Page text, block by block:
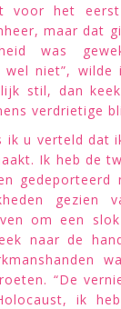
voor het eerst
maar dat
was
wel niet”, wilde
stil, dan
verdrietige
ik u verteld dat
Ik heb de
gedeporteerd
gezien
om een
naar de
“De
ik